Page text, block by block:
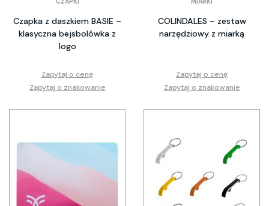
CZAPKI
Czapka z daszkiem BASIE –
klasyczna bejsbolówka z
logo
Zapytaj o cenę
Zapytaj o znakowanie
MIARKI
COLINDALES – zestaw
narzędziowy z miarką
Zapytaj o cenę
Zapytaj o znakowanie